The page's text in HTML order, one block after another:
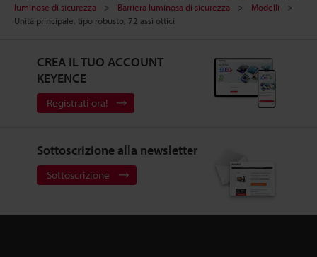
luminose di sicurezza
Barriera luminosa di sicurezza
Modelli
Unità principale, tipo robusto, 72 assi ottici
CREA IL TUO ACCOUNT
KEYENCE
Registrati ora!
Sottoscrizione alla newsletter
Sottoscrizione